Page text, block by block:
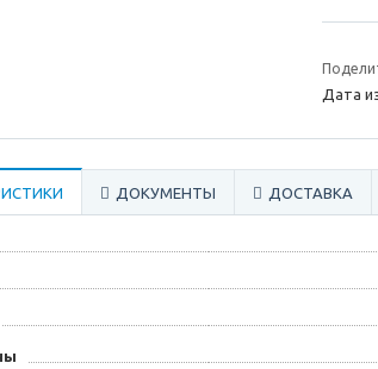
Дата
ДОКУМЕНТЫ ДОСТАВКА